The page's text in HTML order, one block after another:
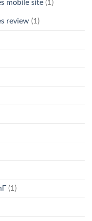
mobile site (1)
review (1)
(1)